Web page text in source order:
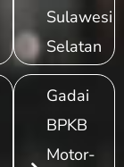
Sulawesi
Selatan
Gadai
BPKB
Motor-